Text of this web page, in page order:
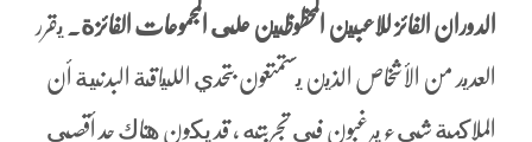
الدوران الفائز للاعبين المحظوظين على المجموعات الفائزة. يقرر
العديد من الأشخاص الذين يستمتعون بتحدي اللياقة البدنية أن
الملاكمة شيء يرغبون في تجربته ، قد يكون هناك حد أقصى